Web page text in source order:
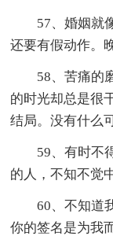
57、婚姻就像
还要有假动作。
58、苦痛的磨
的时光却总是很
结局。没有什么
59、有时不得
的人，不知不觉
60、不知道我
你的签名是为我